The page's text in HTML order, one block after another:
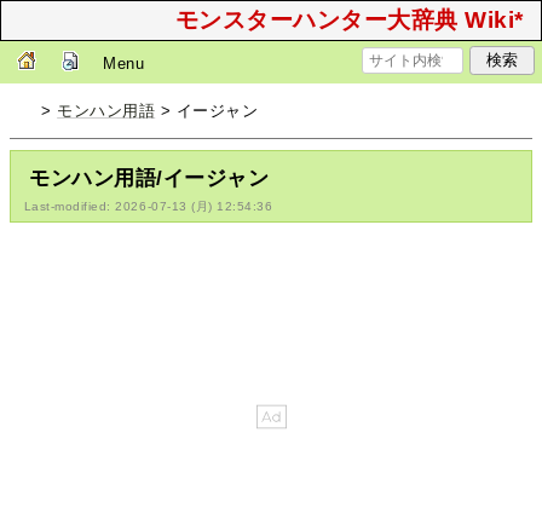
モンスターハンター大辞典 Wiki*
Menu
> モンハン用語 > イージャン
モンハン用語/イージャン
Last-modified: 2026-07-13 (月) 12:54:36